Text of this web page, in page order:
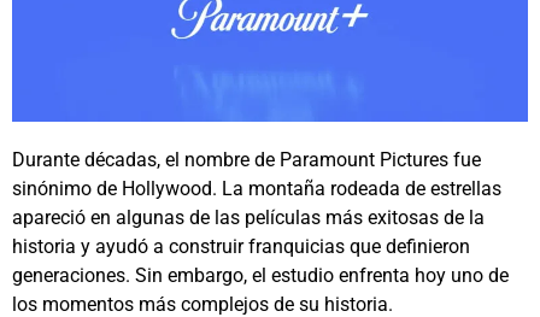
Durante décadas, el nombre de Paramount Pictures fue
sinónimo de Hollywood. La montaña rodeada de estrellas
apareció en algunas de las películas más exitosas de la
historia y ayudó a construir franquicias que definieron
generaciones. Sin embargo, el estudio enfrenta hoy uno de
los momentos más complejos de su historia.